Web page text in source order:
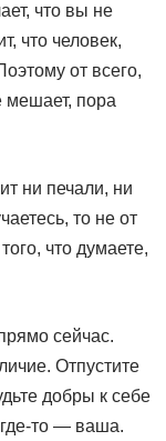
что вы не
что человек,
от всего,
мешает, пора
ни печали, ни
то не от
что думаете,
сейчас.
Отпустите
добры к себе
где-то — ваша.